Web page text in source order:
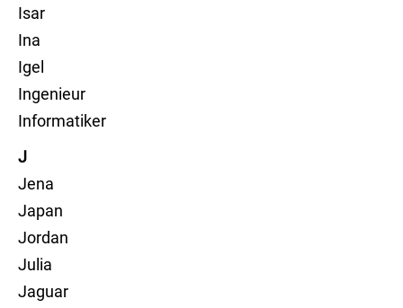
Isar
Ina
Igel
Ingenieur
Informatiker
J
Jena
Japan
Jordan
Julia
Jaguar